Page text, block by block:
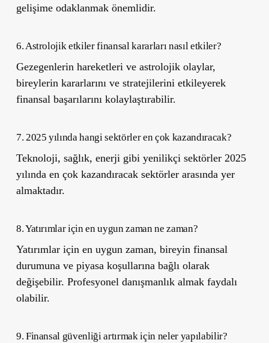
gelişime odaklanmak önemlidir.
6. Astrolojik etkiler finansal kararları nasıl etkiler?
Gezegenlerin hareketleri ve astrolojik olaylar,
bireylerin kararlarını ve stratejilerini etkileyerek
finansal başarılarını kolaylaştırabilir.
7. 2025 yılında hangi sektörler en çok kazandıracak?
Teknoloji, sağlık, enerji gibi yenilikçi sektörler 2025
yılında en çok kazandıracak sektörler arasında yer
almaktadır.
8. Yatırımlar için en uygun zaman ne zaman?
Yatırımlar için en uygun zaman, bireyin finansal
durumuna ve piyasa koşullarına bağlı olarak
değişebilir. Profesyonel danışmanlık almak faydalı
olabilir.
9. Finansal güvenliği artırmak için neler yapılabilir?